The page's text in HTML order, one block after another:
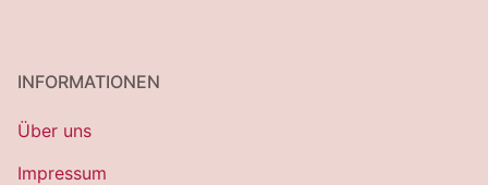
INFORMATIONEN
Über uns
Impressum